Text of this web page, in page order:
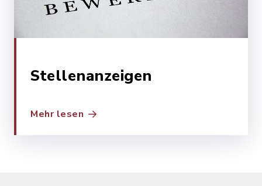
Stellenanzeigen
Mehr lesen